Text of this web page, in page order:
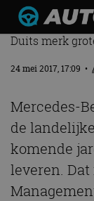
Autonieuws
Podcast
Autotests
Automerken
Adverteren
POLITIE
Duits merk
24 mei 2017, 17:09 •
Mercedes-
de
komende
leveren.